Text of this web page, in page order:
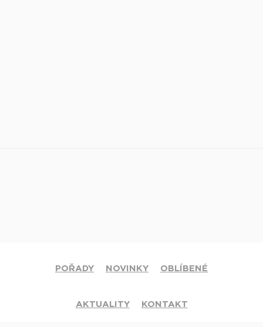
POŘADY NOVINKY OBLÍBENÉ
AKTUALITY KONTAKT